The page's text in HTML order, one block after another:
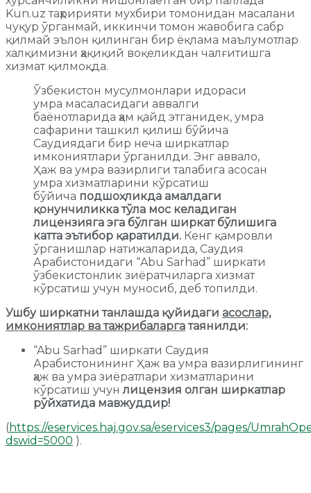
Kun.uz таҳририяти мухбири томонидан масалани
чуқур ўрганмай, иккинчи томон жавобига сабр
қилмай эълон қилинган бир ёқлама маълумотлар
халқимизни ҳақиқий воқеликдан чалғитишга
хизмат қилмоқда.
Ўзбекистон мусулмонлари идораси
умра масаласидаги аввалги
баёнотларида ҳам қайд этганидек, умра
сафарини ташкил қилиш бўйича
Саудиядаги бир неча ширкатлар
имкониятлари ўрганилди. Энг аввало,
Ҳаж ва умра вазирлиги талабига асосан
умра хизматларини кўрсатиш
бўйича подшоҳликда амалдаги
қонунчиликка тўла мос келадиган
лицензияга эга бўлган ширкат бўлишига
катта эътибор қаратилди. Кенг қамровли
ўрганишлар натижаларида, Саудия
Арабистонидаги “Abu Sarhad” ширкати
ўзбекистонлик зиёратчиларга хизмат
кўрсатиш учун муносиб, деб топилди.
Ушбу ширкатни танлашда қуйидаги асослар,
имкониятлар ва тажрибаларгатаянилди:
“Abu Sarhad” ширкати Саудия
Арабистонининг Ҳаж ва умра вазирлигининг
ҳаж ва умра зиёратлари хизматларини
кўрсатиш учунлицензия олган ширкатлар
рўйхатида мавжуддир!
(https://eservices.haj.gov.sa/eservices3/pages/
dswid=5000 ).